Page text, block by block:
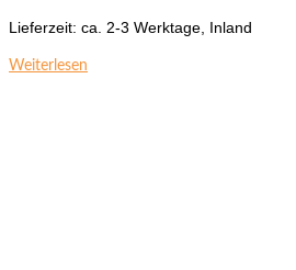
Lieferzeit: ca. 2-3 Werktage, Inland
Weiterlesen